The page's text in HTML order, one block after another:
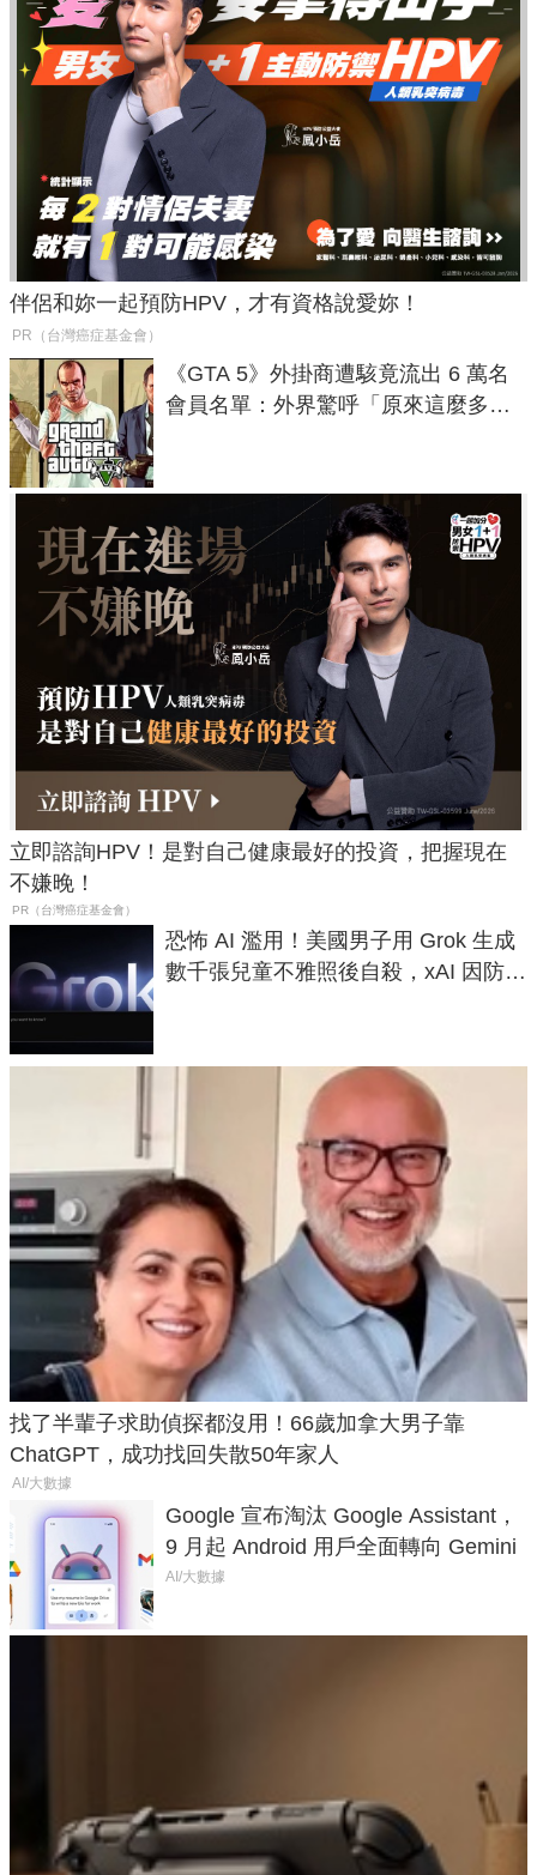
伴侶和妳一起預防HPV，才有資格說愛妳！
PR（台灣癌症基金會）
《GTA 5》外掛商遭駭竟流出 6 萬名
會員名單：外界驚呼「原來這麼多人
立即諮詢HPV！是對自己健康最好的投資，把握現在
不嫌晚！
PR（台灣癌症基金會）
恐怖 AI 濫用！美國男子用 Grok 生成
數千張兒童不雅照後自殺，xAI 因防護
找了半輩子求助偵探都沒用！66歲加拿大男子靠
ChatGPT，成功找回失散50年家人
AI/大數據
Google 宣布淘汰 Google Assistant，
9 月起 Android 用戶全面轉向 Gemini
AI/大數據